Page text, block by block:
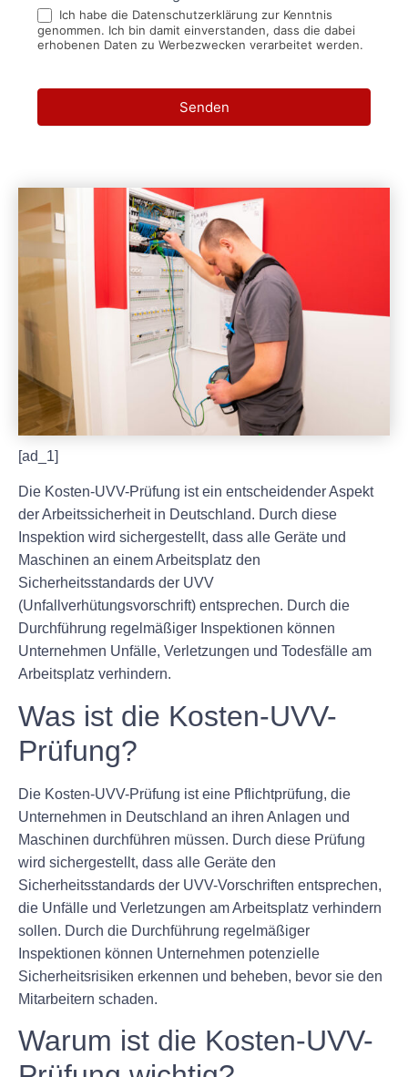
Ich habe die Datenschutzerklärung zur Kenntnis
genommen. Ich bin damit einverstanden, dass die dabei
erhobenen Daten zu Werbezwecken verarbeitet werden.
Senden
[ad_1]
Die Kosten-UVV-Prüfung ist ein entscheidender Aspekt
der Arbeitssicherheit in Deutschland. Durch diese
Inspektion wird sichergestellt, dass alle Geräte und
Maschinen an einem Arbeitsplatz den
Sicherheitsstandards der UVV
(Unfallverhütungsvorschrift) entsprechen. Durch die
Durchführung regelmäßiger Inspektionen können
Unternehmen Unfälle, Verletzungen und Todesfälle am
Arbeitsplatz verhindern.
Was ist die Kosten-UVV-
Prüfung?
Die Kosten-UVV-Prüfung ist eine Pflichtprüfung, die
Unternehmen in Deutschland an ihren Anlagen und
Maschinen durchführen müssen. Durch diese Prüfung
wird sichergestellt, dass alle Geräte den
Sicherheitsstandards der UVV-Vorschriften entsprechen,
die Unfälle und Verletzungen am Arbeitsplatz verhindern
sollen. Durch die Durchführung regelmäßiger
Inspektionen können Unternehmen potenzielle
Sicherheitsrisiken erkennen und beheben, bevor sie den
Mitarbeitern schaden.
Warum ist die Kosten-UVV-